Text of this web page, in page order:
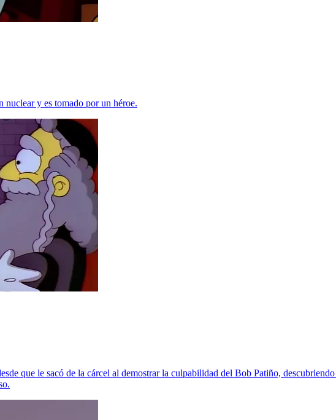
nuclear y es tomado por un héroe.
que le sacó de la cárcel al demostrar la culpabilidad del Bob Patiño,